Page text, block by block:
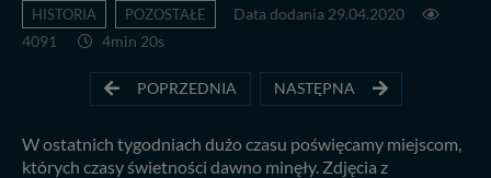
HISTORIA POZOSTAŁE
Data dodania 29.04.2020
4091
4min 20s
POPRZEDNIA NASTĘPNA
W ostatnich tygodniach dużo czasu poświęcamy miejscom,
których czasy świetności dawno minęły. Zdjęcia z